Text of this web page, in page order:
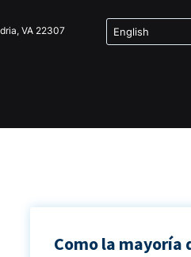
VA 22307
Como la mayoría